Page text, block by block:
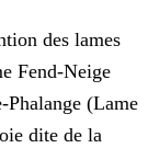
des lames
Fend-Neige
(Lame
dite de la